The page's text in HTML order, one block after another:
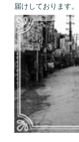
届けしております。